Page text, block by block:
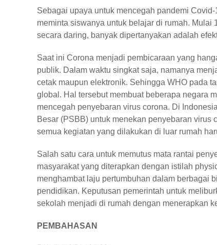
Sebagai upaya untuk mencegah pandemi
meminta siswanya untuk belajar di rumah.
secara daring, banyak dipertanyakan adalah
Saat ini Corona menjadi pembicaraan yang
publik. Dalam waktu singkat saja, namanya
cetak maupun elektronik. Sehingga WHO pada
global. Hal tersebut membuat beberapa negara
mencegah penyebaran virus corona. Di
Besar (PSBB) untuk menekan penyebaran
semua kegiatan yang dilakukan di luar rumah
Salah satu cara untuk memutus mata rantai
masyarakat yang diterapkan dengan istilah
menghambat laju pertumbuhan dalam berbagai
pendidikan. Keputusan pemerintah untuk
sekolah menjadi di rumah dengan menerapkan
PEMBAHASAN